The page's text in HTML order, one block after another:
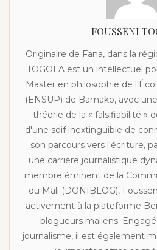
FOUSSENI
Originaire de Fana, dans la
TOGOLA est un intellectuel
Master en philosophie de
(ENSUP) de Bamako, avec
théorie de la « falsifiabilité »
d'une soif inextinguible de
son parcours vers l'écriture,
une carrière journalistique
membre éminent de la
du Mali (DONIBLOG),
activement à la plateforme
blogueurs maliens.
journalisme, il est également